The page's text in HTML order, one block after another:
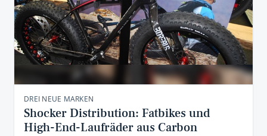
DREI NEUE MARKEN
Shocker Distribution: Fatbikes und
High-End-Laufräder aus Carbon